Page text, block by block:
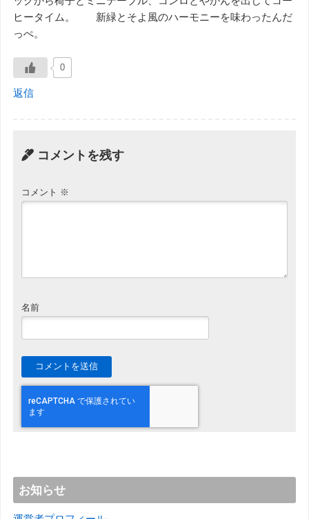
ヒータイム。 新緑とそよ風のハーモニーを味わったんだ
っぺ。
0
返信
コメントを残す
コメント ※
名前
お知らせ